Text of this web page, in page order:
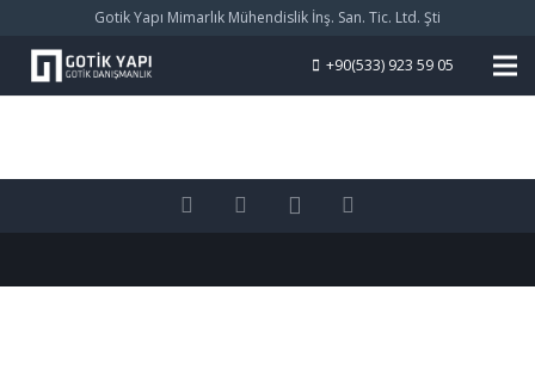
Gotik Yapı Mimarlık Mühendislik İnş. San. Tic. Ltd. Şti
+90(533) 923 59 05